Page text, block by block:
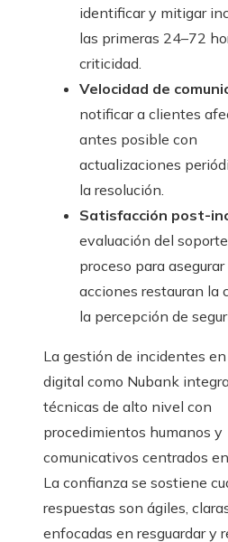
identificar y mitigar
las primeras 24–72
criticidad.
Velocidad de
notificar a clientes
antes posible con
actualizaciones
la resolución.
Satisfacción post-
evaluación del
proceso para asegurar
acciones restauran la
la percepción de
La gestión de incidentes
digital como Nubank
técnicas de alto nivel con
procedimientos humanos y
comunicativos centrados
La confianza se sostiene
respuestas son ágiles,
enfocadas en resguardar y